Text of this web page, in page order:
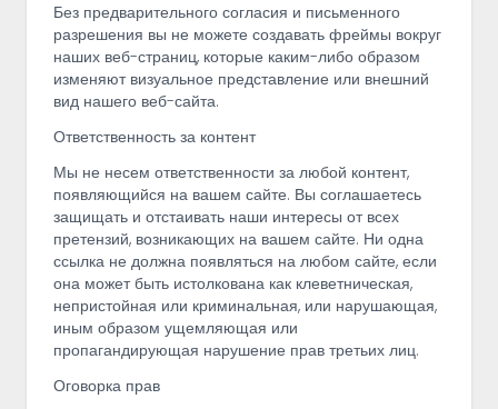
Без предварительного согласия и письменного
разрешения вы не можете создавать фреймы вокруг
наших веб-страниц, которые каким-либо образом
изменяют визуальное представление или внешний
вид нашего веб-сайта.
Ответственность за контент
Мы не несем ответственности за любой контент,
появляющийся на вашем сайте. Вы соглашаетесь
защищать и отстаивать наши интересы от всех
претензий, возникающих на вашем сайте. Ни одна
ссылка не должна появляться на любом сайте, если
она может быть истолкована как клеветническая,
непристойная или криминальная, или нарушающая,
иным образом ущемляющая или
пропагандирующая нарушение прав третьих лиц.
Оговорка прав